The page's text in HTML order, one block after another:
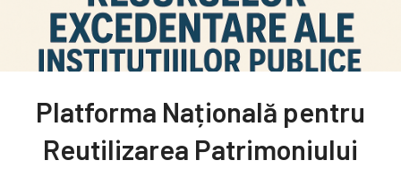
Platforma Națională pentru
Reutilizarea Patrimoniului